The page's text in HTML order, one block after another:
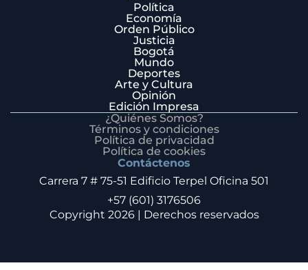
Política
Economía
Orden Público
Justicia
Bogotá
Mundo
Deportes
Arte y Cultura
Opinión
Edición Impresa
¿Quiénes Somos?
Términos y condiciones
Política de privacidad
Política de cookies
Contáctenos
Carrera 7 # 75-51 Edificio Terpel Oficina 501
+57 (601) 3176506
Copyright 2026 | Derechos reservados